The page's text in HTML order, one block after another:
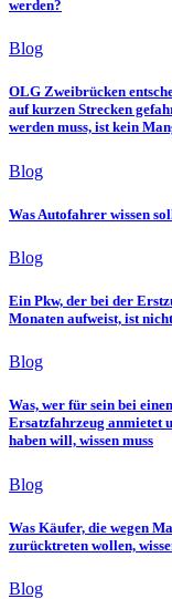
werden?
Blog
OLG Zweibrücken
auf kurzen Strecken
werden muss, ist kein
Blog
Was Autofahrer wissen
Blog
Ein Pkw, der bei der
Monaten aufweist, ist
Blog
Was, wer für sein bei
Ersatzfahrzeug anmietet
haben will, wissen muss
Blog
Was Käufer, die wegen
zurücktreten wollen,
Blog